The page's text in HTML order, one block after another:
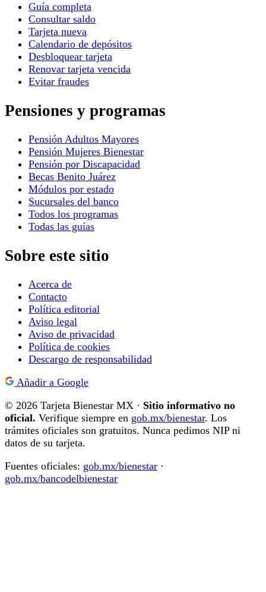
Guía completa
Consultar saldo
Tarjeta nueva
Calendario de depósitos
Desbloquear tarjeta
Renovar tarjeta vencida
Evitar fraudes
Pensiones y programas
Pensión Adultos Mayores
Pensión Mujeres Bienestar
Pensión por Discapacidad
Becas Benito Juárez
Módulos por estado
Sucursales del banco
Todos los programas
Todas las guías
Sobre este sitio
Acerca de
Contacto
Política editorial
Aviso legal
Aviso de privacidad
Política de cookies
Descargo de responsabilidad
Añadir a Google
© 2026 Tarjeta Bienestar MX · Sitio informativo no
oficial. Verifique siempre en gob.mx/bienestar. Los
trámites oficiales son gratuitos. Nunca pedimos NIP ni
datos de su tarjeta.
Fuentes oficiales: gob.mx/bienestar ·
gob.mx/bancodelbienestar